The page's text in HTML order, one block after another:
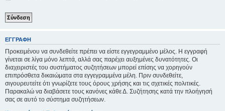
ΕΓΓΡΑΦΉ
Προκειμένου να συνδεθείτε πρέπει να είστε εγγεγραμμένο μέλος. Η εγγραφή
γίνεται σε λίγα μόνο λεπτά, αλλά σας παρέχει αυξημένες δυνατότητες. Οι
διαχειριστές του συστήματος συζητήσεων μπορεί επίσης να χορηγούν
επιπρόσθετα δικαιώματα στα εγγεγραμμένα μέλη. Πριν συνδεθείτε,
σιγουρευτείτε ότι γνωρίζετε τους όρους χρήσης και τις σχετικές πολιτικές.
Παρακαλώ να διαβάσετε τους κανόνες κάθε Δ. Συζήτησης κατά την πλοήγησή
σας σε αυτό το σύστημα συζητήσεων.